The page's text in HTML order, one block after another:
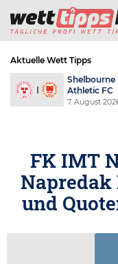
Aktuelle Wett Tipps
Shelbourne
Athletic FC
7. August
FK IMT
Napredak
und